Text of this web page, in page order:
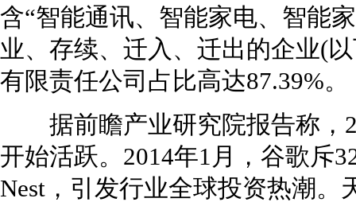
含“智能通讯、智能家电、智能
业、存续、迁入、迁出的企业(
有限责任公司占比高达87.39%。
据前瞻产业研究院报告称，
开始活跃。2014年1月，谷歌斥
Nest，引发行业全球投资热潮。